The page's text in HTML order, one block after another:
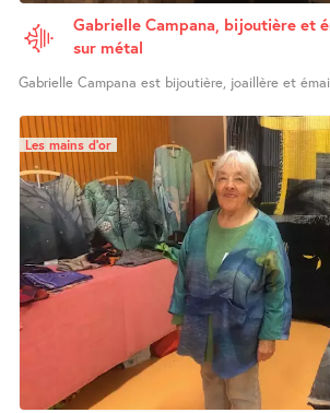
Gabrielle Campana, bijoutière et
sur métal
Gabrielle Campana est bijoutière, joaillère et
Les mains d’or